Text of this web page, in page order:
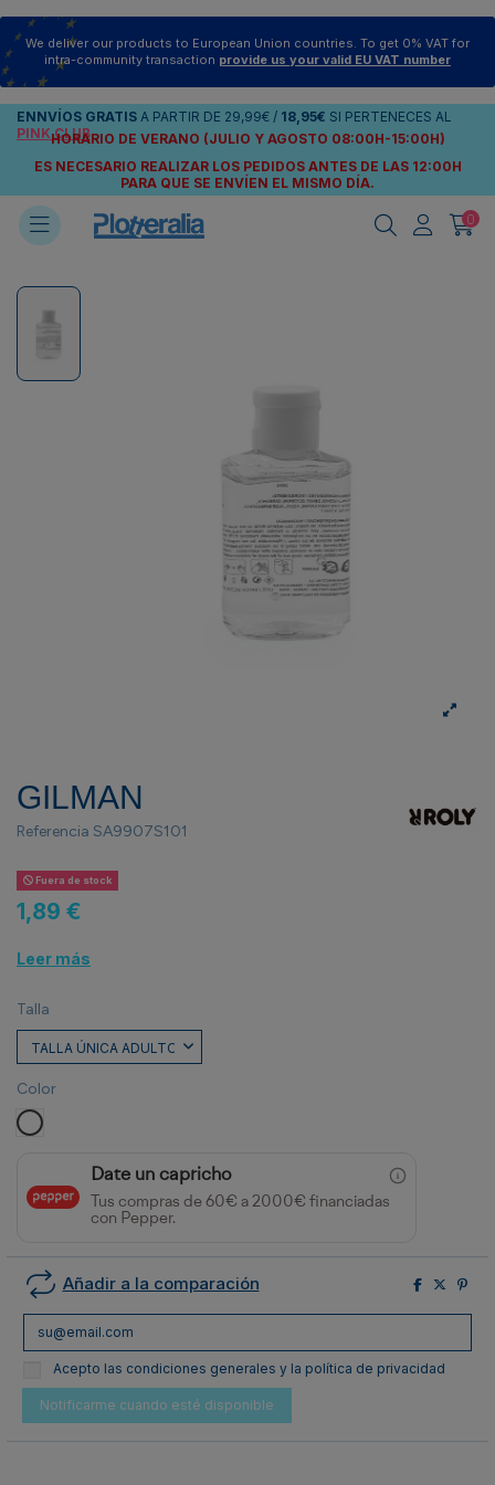
We deliver our products to European Union countries. To get 0% VAT for
intra-community transaction provide us your valid EU VAT number
ENNVÍOS GRATIS A PARTIR DE 29,99€ / 18,95€ SI PERTENECES AL
PINK CLUB
HORARIO DE VERANO (JULIO Y AGOSTO 08:00H-15:00H)
ES NECESARIO REALIZAR LOS PEDIDOS ANTES DE LAS 12:00H
PARA QUE SE ENVÍEN EL MISMO DÍA.
0
GILMAN
Referencia SA9907S101
Fuera de stock
1,89 €
Leer más
Talla
Color
BLANCO
Date un capricho
Tus compras de 60€ a 2000€ financiadas
con Pepper.
Añadir a la comparación
Acepto las condiciones generales y la política de privacidad